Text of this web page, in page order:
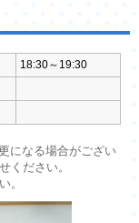
18:30～19:30
になる場合がござい
ください。
。